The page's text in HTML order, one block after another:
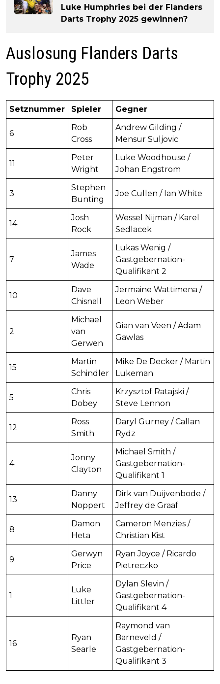
Luke Humphries bei der Flanders
Darts Trophy 2025 gewinnen?
Auslosung Flanders Darts
Trophy 2025
Setznummer Spieler Gegner
6
Rob
Cross
Andrew Gilding /
Mensur Suljovic
11
Peter
Wright
Luke Woodhouse /
Johan Engstrom
3
Stephen
Bunting
Joe Cullen / Ian White
14
Josh
Rock
Wessel Nijman / Karel
Sedlacek
7
James
Wade
Lukas Wenig /
Gastgebernation-
Qualifikant 2
10
Dave
Chisnall
Jermaine Wattimena /
Leon Weber
2
Michael
van
Gerwen
Gian van Veen / Adam
Gawlas
15
Martin
Schindler
Mike De Decker / Martin
Lukeman
5
Chris
Dobey
Krzysztof Ratajski /
Steve Lennon
12
Ross
Smith
Daryl Gurney / Callan
Rydz
4
Jonny
Clayton
Michael Smith /
Gastgebernation-
Qualifikant 1
13
Danny
Noppert
Dirk van Duijvenbode /
Jeffrey de Graaf
8
Damon
Heta
Cameron Menzies /
Christian Kist
9
Gerwyn
Price
Ryan Joyce / Ricardo
Pietreczko
1
Luke
Littler
Dylan Slevin /
Gastgebernation-
Qualifikant 4
16
Ryan
Searle
Raymond van
Barneveld /
Gastgebernation-
Qualifikant 3